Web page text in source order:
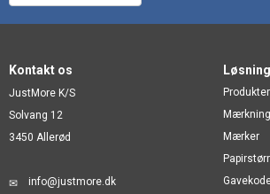
Kontakt os
JustMore K/S
Solvang 12
3450 Allerød
info@justmore.dk
Mærker